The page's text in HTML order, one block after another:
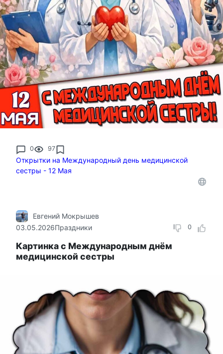
0 97
Открытки на Международный день медицинской
сестры - 12 Мая
0
Евгений Мокрышев
03.05.2026Праздники
Картинка с Международным днём
медицинской сестры